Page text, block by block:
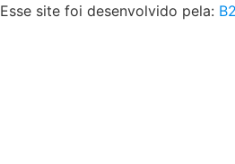
Esse site foi desenvolvido pela: